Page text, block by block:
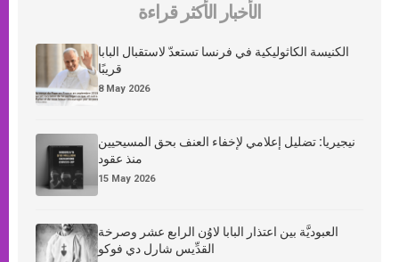
الأخبار الأكثر قراءة
الكنيسة الكاثوليكية في فرنسا تستعدّ لاستقبال البابا
قريبًا
8 May 2026
نيجيريا: تضليل إعلامي لإخفاء العنف بحق المسيحيين
منذ عقود
15 May 2026
العبوديَّة بين اعتذار البابا لاوُن الرابع عشر وصرخة
القدِّيس شارل دي فوكو